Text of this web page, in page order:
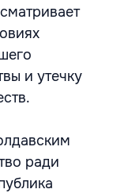
и утечку
ради